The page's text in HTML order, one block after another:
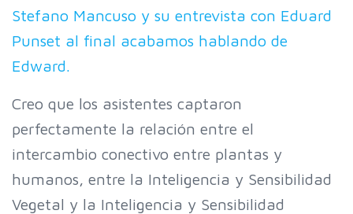
Stefano Mancuso y su entrevista con Eduard
Punset al final acabamos hablando de
Edward.
Creo que los asistentes captaron
perfectamente la relación entre el
intercambio conectivo entre plantas y
humanos, entre la Inteligencia y Sensibilidad
Vegetal y la Inteligencia y Sensibilidad